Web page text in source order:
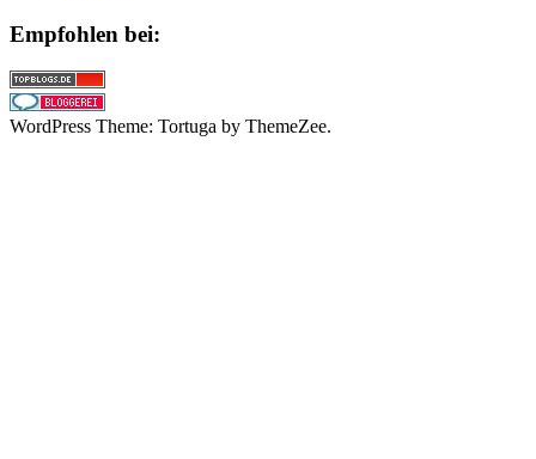
Empfohlen bei:
WordPress Theme: Tortuga by ThemeZee.